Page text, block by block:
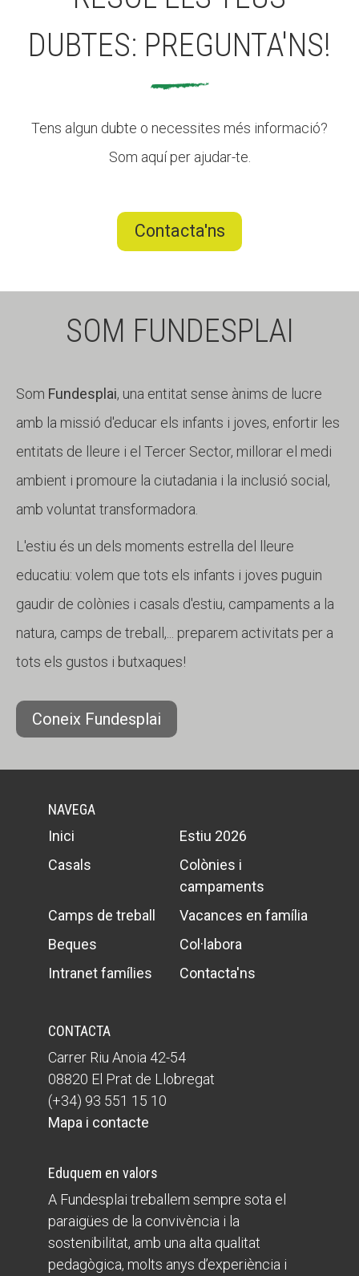
DUBTES: PREGUNTA'NS!
Tens algun dubte o necessites més informació?
Som aquí per ajudar-te.
Contacta'ns
SOM FUNDESPLAI
Som Fundesplai, una entitat sense ànims de lucre
amb la missió d'educar els infants i joves, enfortir les
entitats de lleure i el Tercer Sector, millorar el medi
ambient i promoure la ciutadania i la inclusió social,
amb voluntat transformadora.
L'estiu és un dels moments estrella del lleure
educatiu: volem que tots els infants i joves puguin
gaudir de colònies i casals d'estiu, campaments a la
natura, camps de treball,... preparem activitats per a
tots els gustos i butxaques!
Coneix Fundesplai
NAVEGA
Inici
Estiu 2026
Casals
Colònies i
campaments
Camps de treball
Vacances en família
Beques
Col·labora
Intranet famílies
Contacta'ns
CONTACTA
Carrer Riu Anoia 42-54
08820 El Prat de Llobregat
(+34) 93 551 15 10
Mapa i contacte
Eduquem en valors
A Fundesplai treballem sempre sota el
paraigües de la convivència i la
sostenibilitat, amb una alta qualitat
pedagògica, molts anys d’experiència i